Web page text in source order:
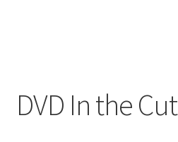
DVD In the Cut